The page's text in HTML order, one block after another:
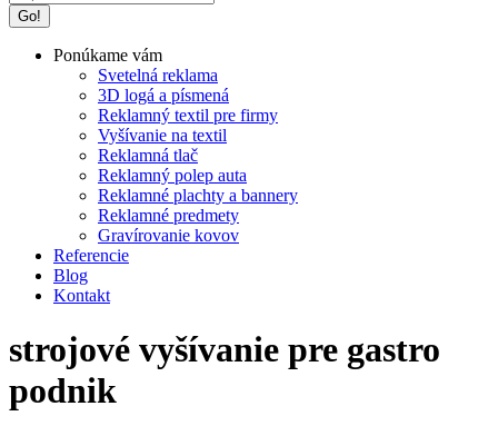
Ponúkame vám
Svetelná reklama
3D logá a písmená
Reklamný textil pre firmy
Vyšívanie na textil
Reklamná tlač
Reklamný polep auta
Reklamné plachty a bannery
Reklamné predmety
Gravírovanie kovov
Referencie
Blog
Kontakt
strojové vyšívanie pre gastro
podnik